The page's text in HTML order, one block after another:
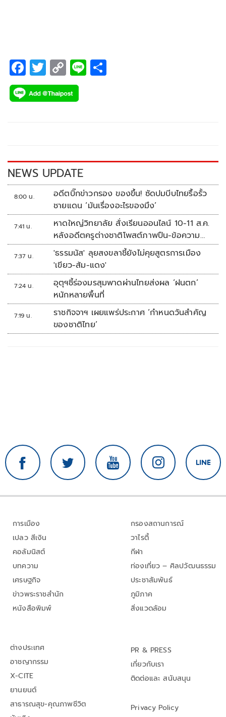
F
ac
e
k
T
wi
tt
C
o
p
k
Li
NEWS UPDATE
8:00 น.
อดีตบิ๊กข่าวกรอง ของขึ้น! ซัดปมบีบไทยรื้อรั้ว
ชายแดน ‘มันเรื่องอะไรของมึง’
7:41 น.
หาดใหญ่วิทยาลัย สั่งเรียนออนไลน์ 10-11 ส.ค.
หลังอดีตครูต่างชาติโพสต์ภาพปืน-ข้อความ
ข่มขู่
7:37 น.
'ธรรมนัส' ลุยสงขลาชี้ยังไม่คุยสูตรการเมือง
'เขียว-ส้ม-แดง'
7:24 น.
อุตุฯชี้ร่องมรสุมพาดผ่านไทยส่งผล ‘ฝนตก’
หนักหลายพื้นที่
7:19 น.
ราชกิจจาฯ เผยแพร่ประกาศ ‘กำหนดวันสำคัญ
ของชาติไทย’
การเมือง
เปลว สีเงิน
คอลัมนิสต์
บทความ
เศรษฐกิจ
ข่าวพระราชสำนัก
หนังสือพิมพ์
กรองสถานการณ์
วาไรตี้
กีฬา
ท่องเที่ยว – ศิลปวัฒนธรรม
ประชาสัมพันธ์
ภูมิภาค
สิ่งแวดล้อม
ต่างประเทศ
อาชญากรรม
X-CITE
ยานยนต์
สาธารณสุข-คุณภาพชีวิต
PR & PRESS
เกี่ยวกับเรา
ติดต่อและ สนับสนุน
Privacy Policy